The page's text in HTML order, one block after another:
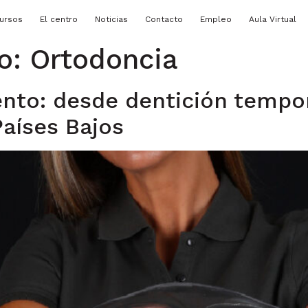
El centro Noticias Contacto Empleo Aula Virtual
Ortodoncia
desde dentición
Bajos